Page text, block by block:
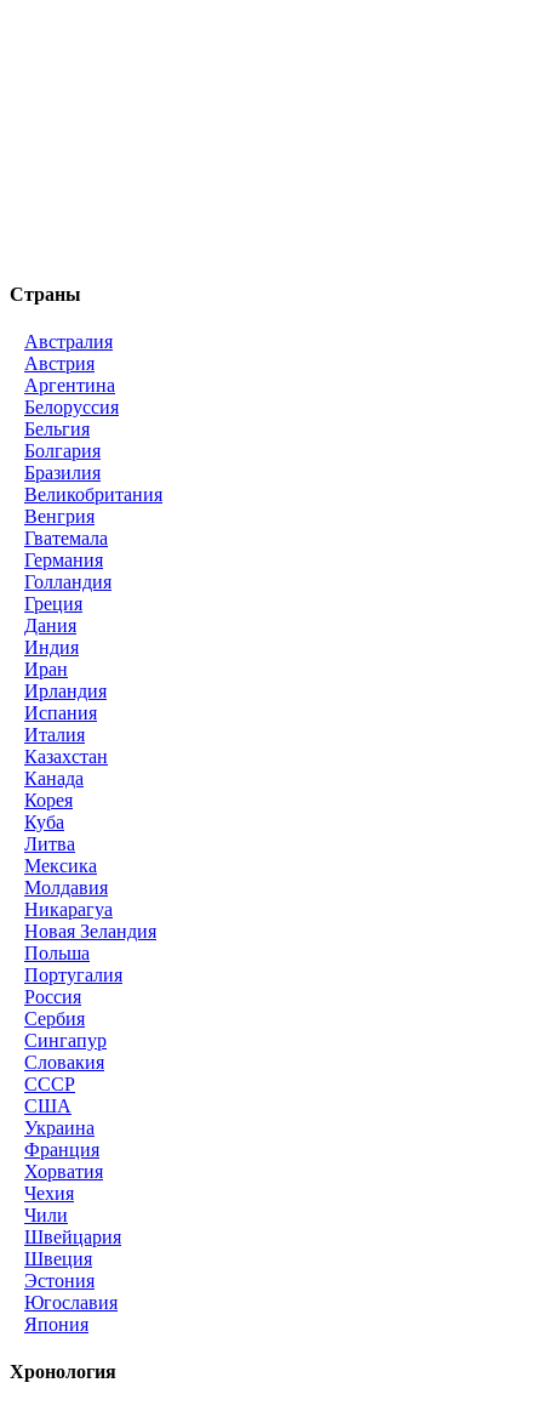
Страны
Австралия
Австрия
Аргентина
Белоруссия
Бельгия
Болгария
Бразилия
Великобритания
Венгрия
Гватемала
Германия
Голландия
Греция
Дания
Индия
Иран
Ирландия
Испания
Италия
Казахстан
Канада
Корея
Куба
Литва
Мексика
Молдавия
Никарагуа
Новая Зеландия
Польша
Португалия
Россия
Сербия
Сингапур
Словакия
СССР
США
Украина
Франция
Хорватия
Чехия
Чили
Швейцария
Швеция
Эстония
Югославия
Япония
Хронология